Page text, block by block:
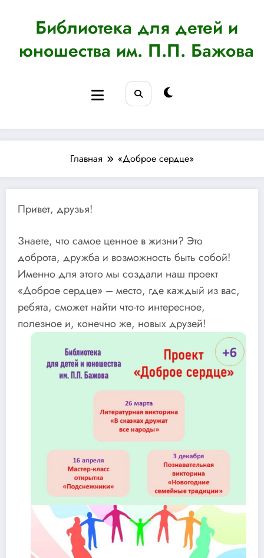
содержимомуБиблиотека для детей и
юношества им. П.П. Бажова
Главная «Доброе сердце»
Привет, друзья!
Знаете, что самое ценное в жизни? Это
доброта, дружба и возможность быть собой!
Именно для этого мы создали наш проект
«Доброе сердце» – место, где каждый из вас,
ребята, сможет найти что-то интересное,
полезное и, конечно же, новых друзей!